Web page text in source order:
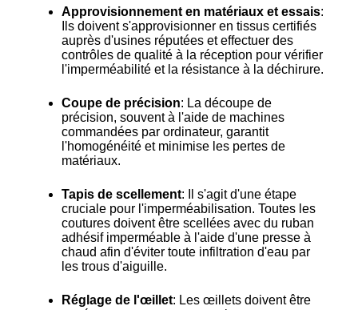
Approvisionnement en matériaux et essais:
Ils doivent s'approvisionner en tissus certifiés
auprès d'usines réputées et effectuer des
contrôles de qualité à la réception pour vérifier
l'imperméabilité et la résistance à la déchirure.
Coupe de précision: La découpe de
précision, souvent à l'aide de machines
commandées par ordinateur, garantit
l'homogénéité et minimise les pertes de
matériaux.
Tapis de scellement: Il s'agit d'une étape
cruciale pour l'imperméabilisation. Toutes les
coutures doivent être scellées avec du ruban
adhésif imperméable à l'aide d'une presse à
chaud afin d'éviter toute infiltration d'eau par
les trous d'aiguille.
Réglage de l'œillet: Les œillets doivent être